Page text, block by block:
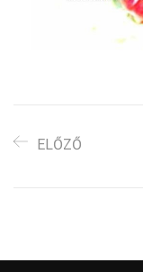
ELŐZŐ